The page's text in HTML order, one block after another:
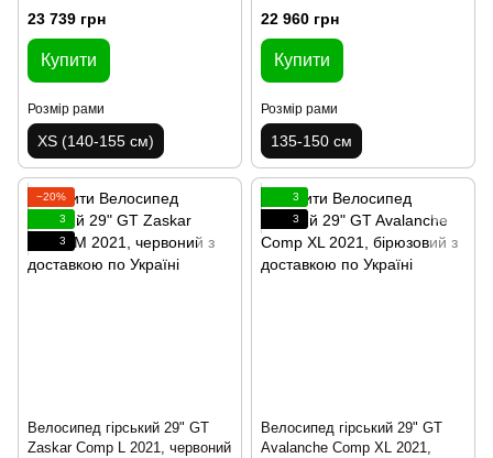
23 739 грн
Купити
Розмір рами
XS (140-155 см)
22 960 грн
Купити
Розмір рами
135-150 см
−20%
3
3
Велосипед гірський 29" GT
Zaskar Comp L 2021, червоний
3
3
Велосипед гірський 29" GT
Avalanche Comp XL 2021,